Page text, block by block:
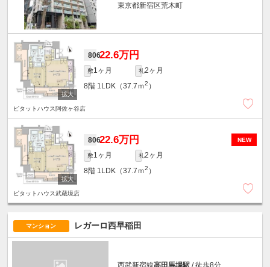
東京都新宿区荒木町
80622.6万円
敷1ヶ月 礼2ヶ月
8階 1LDK（37.7ｍ2 ）
ピタットハウス阿佐ヶ谷店
NEW
80622.6万円
敷1ヶ月 礼2ヶ月
8階 1LDK（37.7ｍ2 ）
ピタットハウス武蔵境店
マンション レガーロ西早稲田
西武新宿線高田馬場駅 / 徒歩8分